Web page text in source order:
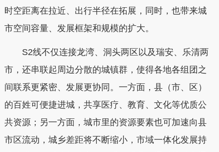
时空距离在拉近、出行半径在拓展，同时，也带来城
市空间容量、发展框架和规模的扩大。
S2线不仅连接龙湾、洞头两区以及瑞安、乐清两
市，还串联起周边分散的城镇群，使得各地各组团之
间联系更紧密、发展更协同。一方面，县（市、区）
的百姓可便捷进城，共享医疗、教育、文化等优质公
共资源；另一方面，城市里的资源要素也可加速向县
市区流动，城乡差距将不断缩小，市域一体化发展持